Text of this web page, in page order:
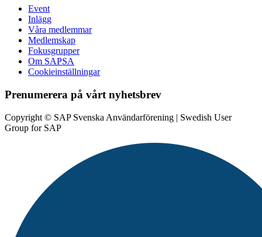
Event
Inlägg
Våra medlemmar
Medlemskap
Fokusgrupper
Om SAPSA
Cookieinställningar
Prenumerera på vårt nyhetsbrev
Copyright © SAP Svenska Användarförening | Swedish User
Group for SAP